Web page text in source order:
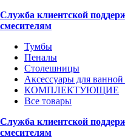
Служба клиентской
смесителям
Тумбы
Пеналы
Столешницы
Аксессуары для
КОМПЛЕКТУЮЩИЕ
Все товары
Служба клиентской
смесителям